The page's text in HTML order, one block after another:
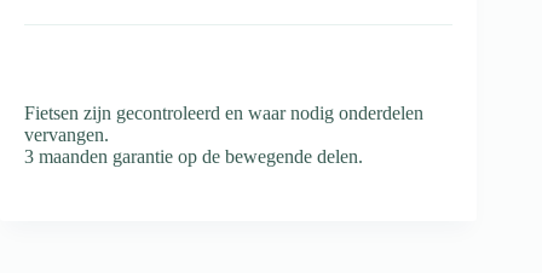
Fietsen zijn gecontroleerd en waar nodig onderdelen
vervangen.
3 maanden garantie op de bewegende delen.